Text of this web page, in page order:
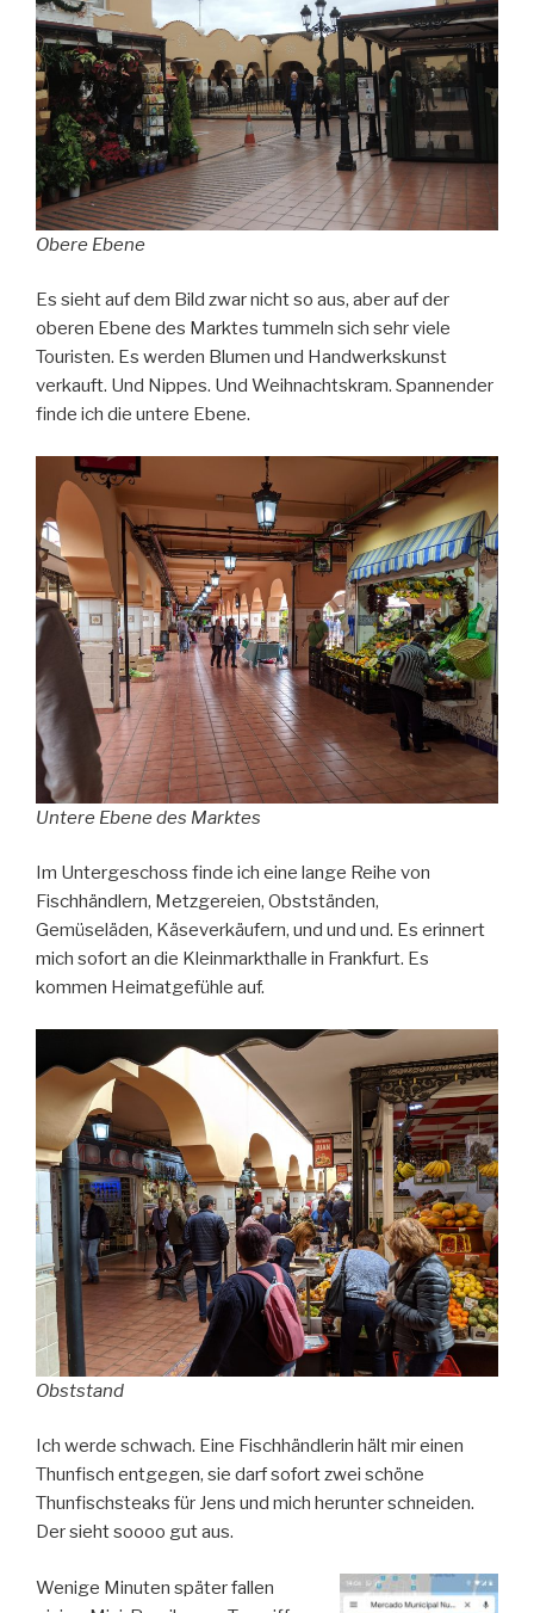
Obere Ebene
Es sieht auf dem Bild zwar nicht so aus, aber auf der
oberen Ebene des Marktes tummeln sich sehr viele
Touristen. Es werden Blumen und Handwerkskunst
verkauft. Und Nippes. Und Weihnachtskram. Spannender
finde ich die untere Ebene.
Untere Ebene des Marktes
Im Untergeschoss finde ich eine lange Reihe von
Fischhändlern, Metzgereien, Obstständen,
Gemüseläden, Käseverkäufern, und und und. Es erinnert
mich sofort an die Kleinmarkthalle in Frankfurt. Es
kommen Heimatgefühle auf.
Obststand
Ich werde schwach. Eine Fischhändlerin hält mir einen
Thunfisch entgegen, sie darf sofort zwei schöne
Thunfischsteaks für Jens und mich herunter schneiden.
Der sieht soooo gut aus.
Wenige Minuten später fallen